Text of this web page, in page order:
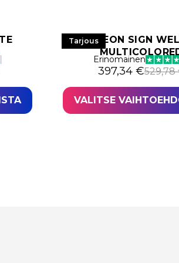
oli: 578,82 €.
434,12 €.
Tarjous
LED NEON SIGN
Erinomainen
529,78
Alkuperäinen
397,34 €
Nykyinen hinta
VALITSE